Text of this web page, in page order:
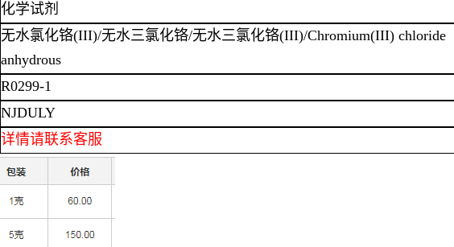
化学试剂
无水氯化铬(III)/无水三氯化铬/无水三氯化铬(III)/Chromium(III) chloride
anhydrous
R0299-1
NJDULY
详情请联系客服